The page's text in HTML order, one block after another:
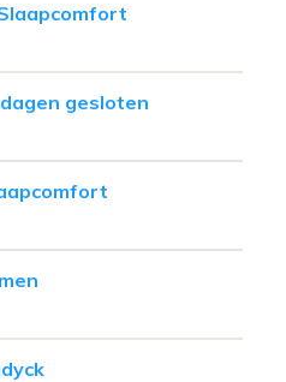
gesloten